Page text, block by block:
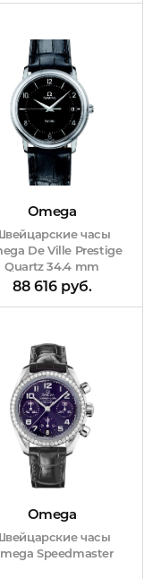
Omega
часы
De Ville Prestige
Quartz 34.4 mm
88 616 руб.
Omega
часы
Speedmaster